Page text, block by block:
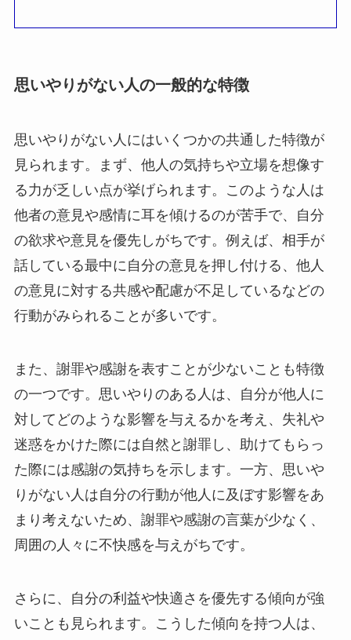
思いやりがない人の一般的な特徴
思いやりがない人にはいくつかの共通した特徴が
見られます。まず、他人の気持ちや立場を想像す
る力が乏しい点が挙げられます。このような人は
他者の意見や感情に耳を傾けるのが苦手で、自分
の欲求や意見を優先しがちです。例えば、相手が
話している最中に自分の意見を押し付ける、他人
の意見に対する共感や配慮が不足しているなどの
行動がみられることが多いです。
また、謝罪や感謝を表すことが少ないことも特徴
の一つです。思いやりのある人は、自分が他人に
対してどのような影響を与えるかを考え、失礼や
迷惑をかけた際には自然と謝罪し、助けてもらっ
た際には感謝の気持ちを示します。一方、思いや
りがない人は自分の行動が他人に及ぼす影響をあ
まり考えないため、謝罪や感謝の言葉が少なく、
周囲の人々に不快感を与えがちです。
さらに、自分の利益や快適さを優先する傾向が強
いことも見られます。こうした傾向を持つ人は、